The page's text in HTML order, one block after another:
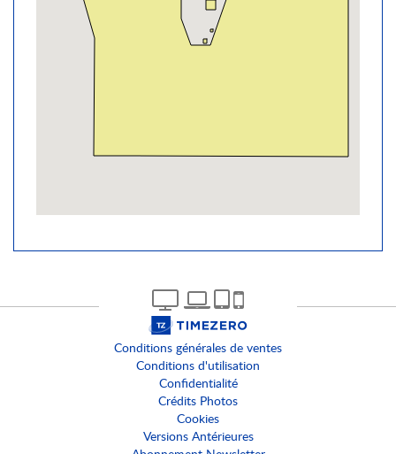
Conditions générales de ventes
Conditions d'utilisation
Confidentialité
Crédits Photos
Cookies
Versions Antérieures